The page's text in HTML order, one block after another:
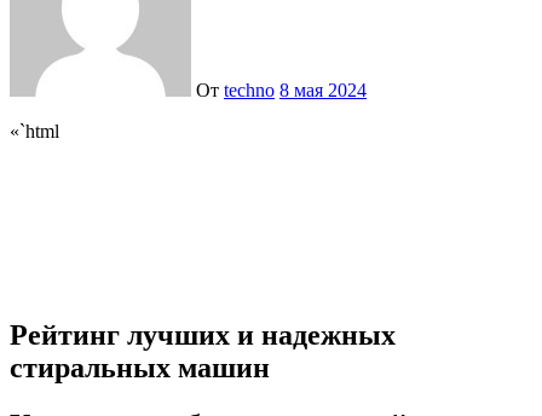
От techno 8 мая 2024
«`html
Рейтинг лучших и надежных
стиральных машин